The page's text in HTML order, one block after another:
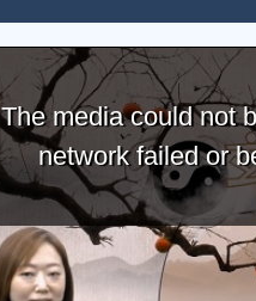
The media could not
network failed or